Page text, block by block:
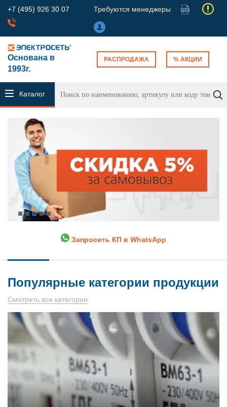
+7 (495) 926 30 07 Требуются менеджеры
Основана в
1993г.
РАСПРОДАЖА % АКЦИИ
Каталог
продукции
Запросить КП в WhatsApp
Популярные категории продукции
Смотреть все категории